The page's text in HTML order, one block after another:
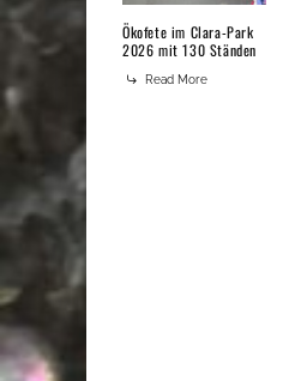
Ökofete im Clara-Park
2026 mit 130 Ständen
Read More